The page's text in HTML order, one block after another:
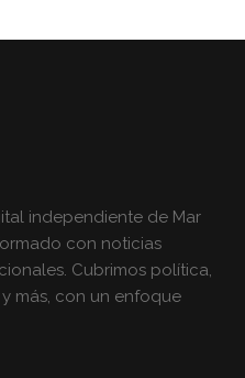
independiente de Mar
con noticias
Cubrimos política,
más, con un enfoque